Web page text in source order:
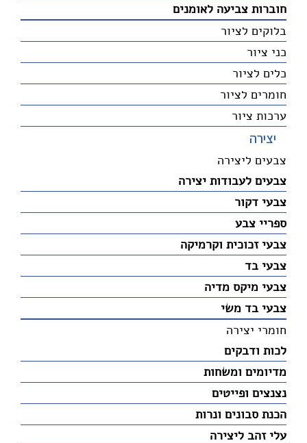
חוברות צביעה לאומנים
בלוקים לציור
כני ציור
כלים לציור
חומרים לציור
ערכות ציור
יצירה
צבעים ליצירה
צבעים לעבודות יצירה
צבעי דקור
ספריי צבע
צבעי זכוכית וקרמיקה
צבעי בד
צבעי מיקס מדיה
צבעי בד משי
חומרי יצירה
לכות ודבקים
מדיומים ומשחות
נצנצים ופייטים
הכנת סבונים ונרות
עלי זהב ליצירה